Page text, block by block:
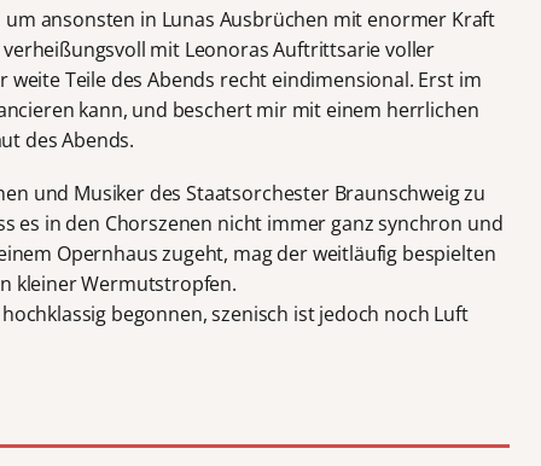
ansonsten in Lunas Ausbrüchen mit enormer Kraft
mit Leonoras Auftrittsarie voller
Teile des Abends recht eindimensional. Erst im
kann, und beschert mir mit einem herrlichen
des Abends.
und Musiker des Staatsorchester Braunschweig zu
es in den Chorszenen nicht immer ganz synchron und
Opernhaus zugeht, mag der weitläufig bespielten
kleiner Wermutstropfen.
begonnen, szenisch ist jedoch noch Luft